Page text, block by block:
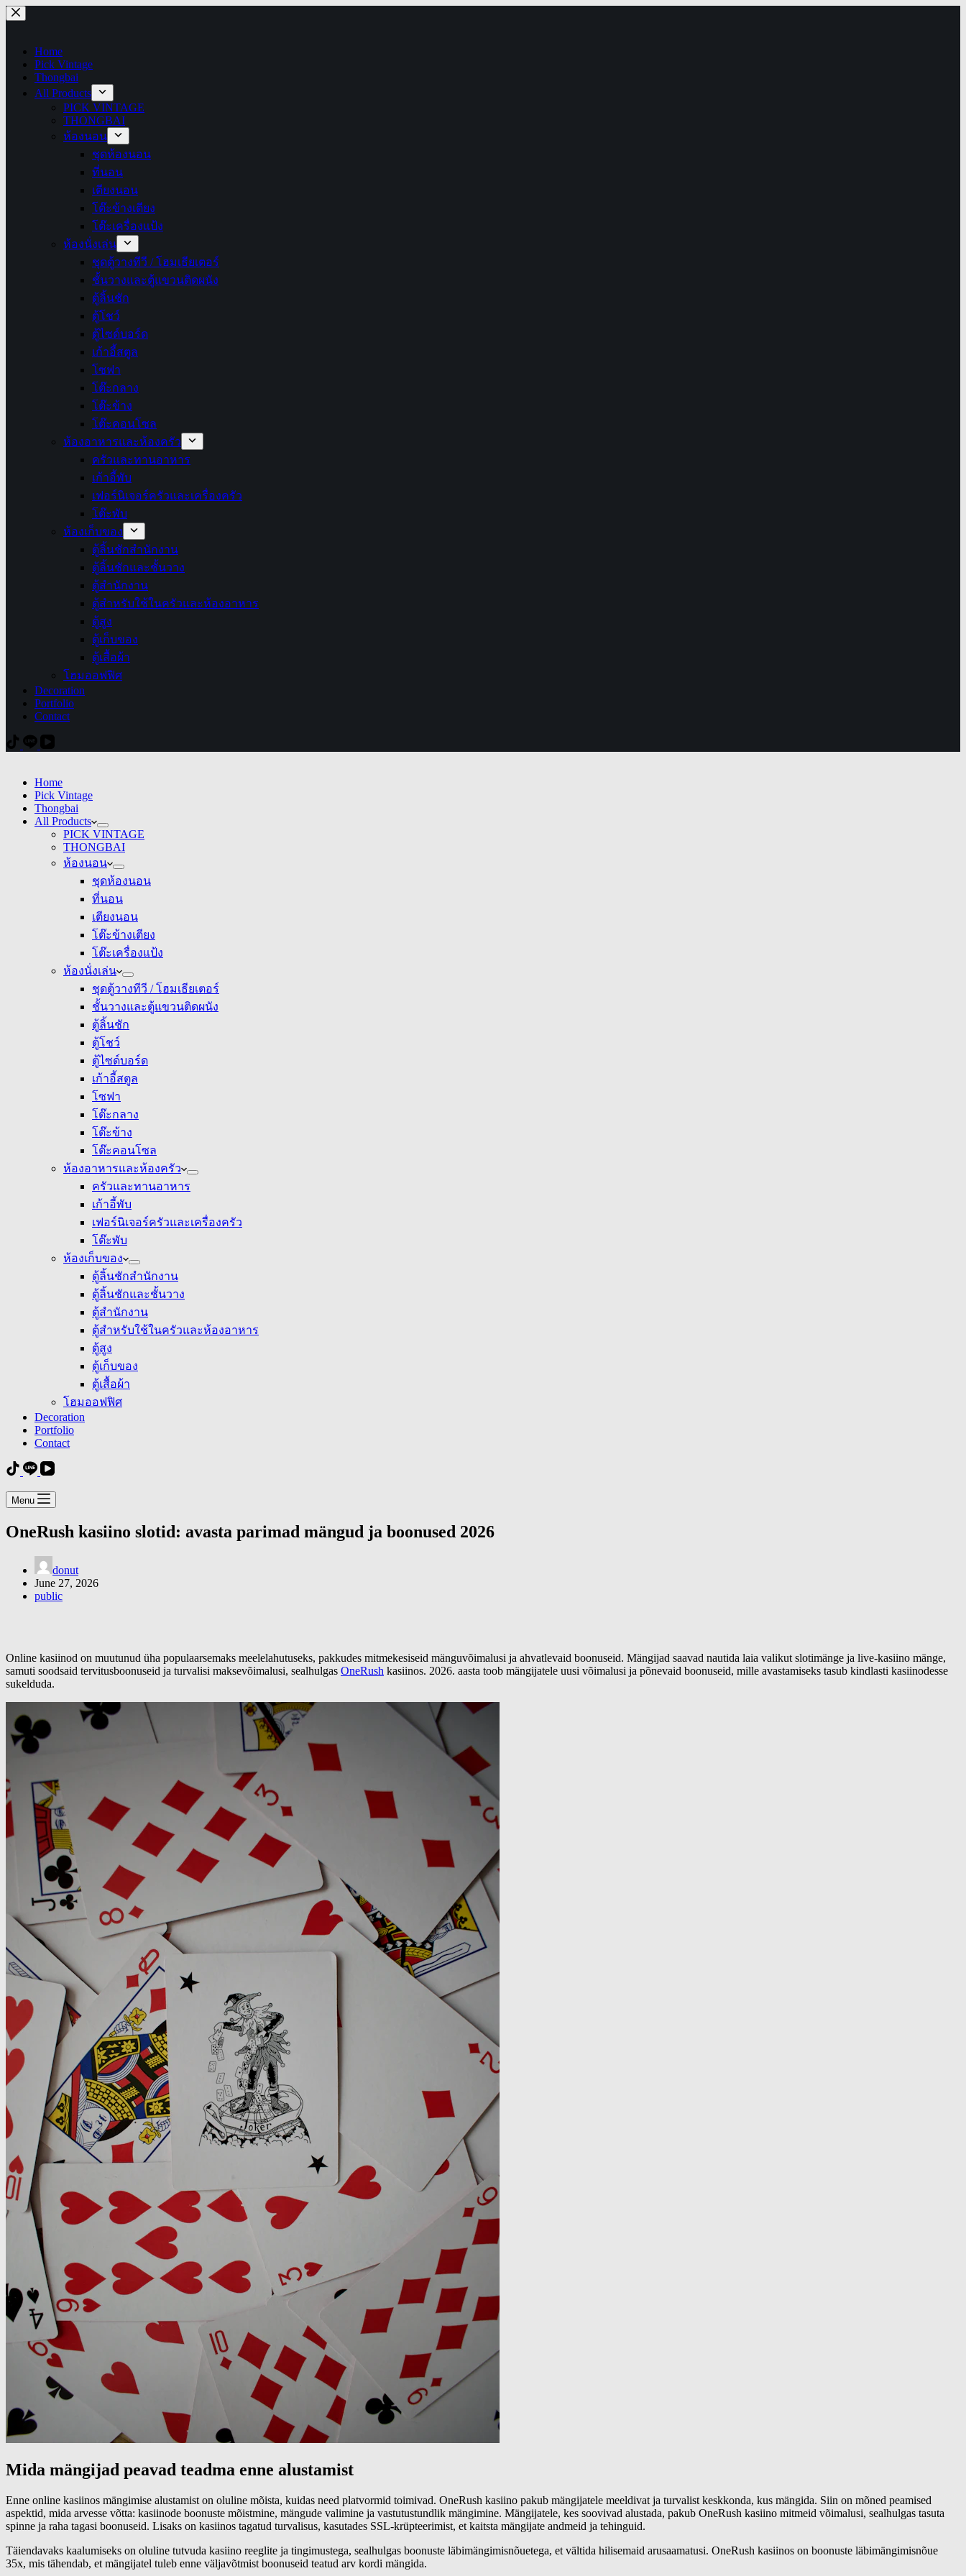
Skip
to
Home
Pick Vintage
Thongbai
All Products
PICK VINTAGE
THONGBAI
ห้องนอน
ชุดห้องนอน
ที่นอน
เตียงนอน
โต๊ะข้างเตียง
โต๊ะเครื่องแป้ง
ห้องนั่งเล่น
ชุดตู้วางทีวี / โฮมเธียเตอร์
ชั้นวางและตู้แขวนติดผนัง
ตู้ลิ้นชัก
ตู้โชว์
ตู้ไซด์บอร์ด
เก้าอี้สตูล
โซฟา
โต๊ะกลาง
โต๊ะข้าง
โต๊ะคอนโซล
ห้องอาหารและห้องครัว
ครัวและทานอาหาร
เก้าอี้พับ
เฟอร์นิเจอร์ครัวและเครื่องครัว
โต๊ะพับ
ห้องเก็บของ
ตู้ลิ้นชักสำนักงาน
ตู้ลิ้นชักและชั้นวาง
ตู้สำนักงาน
ตู้สำหรับใช้ในครัวและห้องอาหาร
ตู้สูง
ตู้เก็บของ
ตู้เสื้อผ้า
โฮมออฟฟิศ
Decoration
Portfolio
Contact
Home
Pick Vintage
Thongbai
All Products
PICK VINTAGE
THONGBAI
ห้องนอน
ชุดห้องนอน
ที่นอน
เตียงนอน
โต๊ะข้างเตียง
โต๊ะเครื่องแป้ง
ห้องนั่งเล่น
ชุดตู้วางทีวี / โฮมเธียเตอร์
ชั้นวางและตู้แขวนติดผนัง
ตู้ลิ้นชัก
ตู้โชว์
ตู้ไซด์บอร์ด
เก้าอี้สตูล
โซฟา
โต๊ะกลาง
โต๊ะข้าง
โต๊ะคอนโซล
ห้องอาหารและห้องครัว
ครัวและทานอาหาร
เก้าอี้พับ
เฟอร์นิเจอร์ครัวและเครื่องครัว
โต๊ะพับ
ห้องเก็บของ
ตู้ลิ้นชักสำนักงาน
ตู้ลิ้นชักและชั้นวาง
ตู้สำนักงาน
ตู้สำหรับใช้ในครัวและห้องอาหาร
ตู้สูง
ตู้เก็บของ
ตู้เสื้อผ้า
โฮมออฟฟิศ
Decoration
Portfolio
Contact
Menu
OneRush kasiino slotid: avasta parimad mängud ja boonused 2026
donut
June 27, 2026
public
Online kasiinod on muutunud üha populaarsemaks meelelahutuseks, pakkudes mitmekesiseid mänguvõimalusi ja ahvatlevaid boonuseid. Mängijad saavad nautida laia valikut slotimänge ja live-kasiino mänge,
samuti soodsaid tervitusboonuseid ja turvalisi maksevõimalusi, sealhulgas OneRush kasiinos. 2026. aasta toob mängijatele uusi võimalusi ja põnevaid boonuseid, mille avastamiseks tasub kindlasti kasiinodesse
sukelduda.
Mida mängijad peavad teadma enne alustamist
Enne online kasiinos mängimise alustamist on oluline mõista, kuidas need platvormid toimivad. OneRush kasiino pakub mängijatele meeldivat ja turvalist keskkonda, kus mängida. Siin on mõned peamised
aspektid, mida arvesse võtta: kasiinode boonuste mõistmine, mängude valimine ja vastutustundlik mängimine. Mängijatele, kes soovivad alustada, pakub OneRush kasiino mitmeid võimalusi, sealhulgas tasuta
spinne ja raha tagasi boonuseid. Lisaks on kasiinos tagatud turvalisus, kasutades SSL-krüpteerimist, et kaitsta mängijate andmeid ja tehinguid.
Täiendavaks kaalumiseks on oluline tutvuda kasiino reeglite ja tingimustega, sealhulgas boonuste läbimängimisnõuetega, et vältida hilisemaid arusaamatusi. OneRush kasiinos on boonuste läbimängimisnõue
35x, mis tähendab, et mängijatel tuleb enne väljavõtmist boonuseid teatud arv kordi mängida.